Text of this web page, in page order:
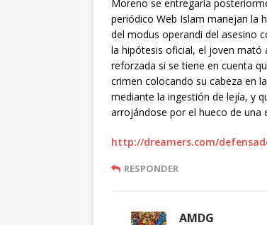
Moreno se entregaría
periódico Web Islam manejan la
del modus operandi del asesino
la hipótesis oficial, el joven mató
reforzada si se tiene en cuenta
crimen colocando su cabeza en
mediante la ingestión de lejía, y
arrojándose por el hueco de una
http://dreamers.com/
RESPONDER
AMDG